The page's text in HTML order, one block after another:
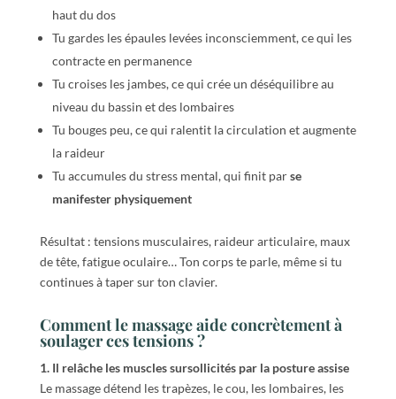
haut du dos
Tu gardes les épaules levées inconsciemment, ce qui les
contracte en permanence
Tu croises les jambes, ce qui crée un déséquilibre au
niveau du bassin et des lombaires
Tu bouges peu, ce qui ralentit la circulation et augmente
la raideur
Tu accumules du stress mental, qui finit parse
manifester physiquement
Résultat : tensions musculaires, raideur articulaire, maux
de tête, fatigue oculaire… Ton corps te parle, même si tu
continues à taper sur ton clavier.
Comment le massage aide concrètement à
soulager ces tensions ?
1. Il relâche les muscles sursollicités par la posture assise
Le massage détend les trapèzes, le cou, les lombaires, les